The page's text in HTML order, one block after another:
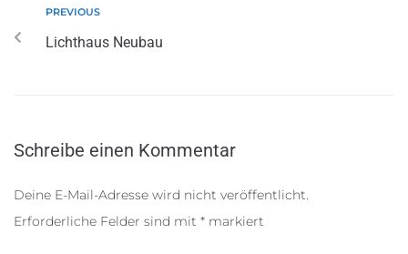
PREVIOUS
Lichthaus Neubau
Schreibe einen Kommentar
Deine E-Mail-Adresse wird nicht veröffentlicht.
Erforderliche Felder sind mit * markiert